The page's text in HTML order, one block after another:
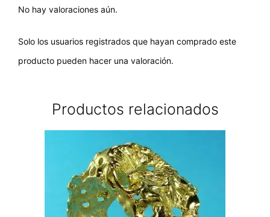
No hay valoraciones aún.
Solo los usuarios registrados que hayan comprado este
producto pueden hacer una valoración.
Productos relacionados